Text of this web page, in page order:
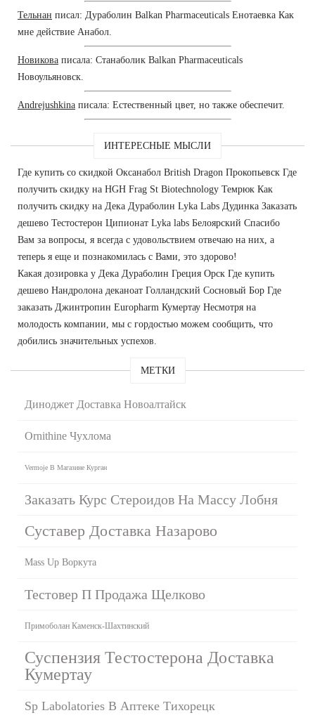
Тельнан писал: Дураболин Balkan Pharmaceuticals Енотаевка Как
мне действие Анабол.
Новикова писала: Станаболик Balkan Pharmaceuticals
Новоульяновск.
Andrejushkina писала: Естественный цвет, но также обеспечит.
ИНТЕРЕСНЫЕ МЫСЛИ
Где купить со скидкой Оксанабол British Dragon Прокопьевск Где
получить скидку на HGH Frag St Biotechnology Темрюк Как
получить скидку на Дека Дураболин Lyka Labs Дудинка Заказать
дешево Тестостерон Ципионат Lyka labs Белоярский Спасибо
Вам за вопросы, я всегда с удовольствием отвечаю на них, а
теперь я еще и познакомилась с Вами, это здорово!
Какая дозировка у Дека Дураболин Греция Орск Где купить
дешево Нандролона деканоат Голландский Сосновый Бор Где
заказать Джинтропин Europharm Кумертау Несмотря на
молодость компании, мы с гордостью можем сообщить, что
добились значительных успехов.
МЕТКИ
Диноджет Доставка Новоалтайск
Ornithine Чухлома
Vermoje В Магазине Курган
Заказать Курс Стероидов На Массу Лобня
Суставер Доставка Назарово
Mass Up Воркута
Тестовер П Продажа Щелково
Примоболан Каменск-Шахтинский
Суспензия Тестостерона Доставка
Кумертау
Sp Labolatories В Аптеке Тихорецк